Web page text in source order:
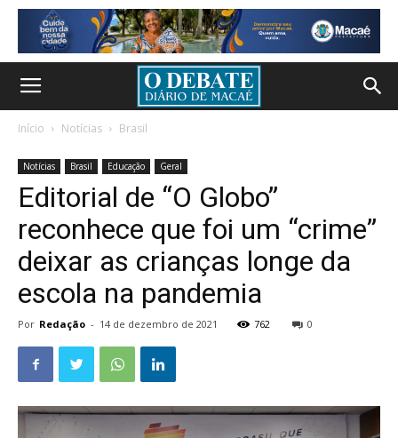
Início Notícias Brasil
Notícias Brasil Educação Geral
Editorial de “O Globo”
reconhece que foi um “crime”
deixar as crianças longe da
escola na pandemia
Por Redação - 14 de dezembro de 2021 762 0